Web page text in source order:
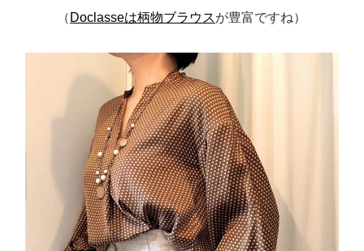
（ Doclasseは柄物ブラウスが豊富ですね）